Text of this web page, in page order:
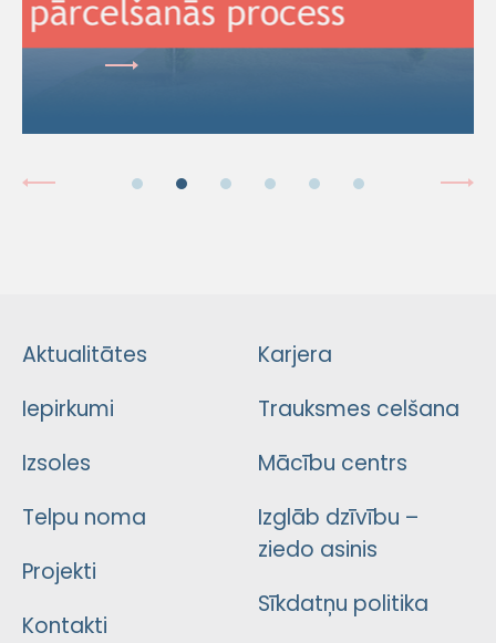
Aktualitātes
Iepirkumi
Izsoles
Telpu noma
Projekti
Kontakti
Karjera
Trauksmes celšana
Mācību centrs
Izglāb dzīvību –
ziedo asinis
Sīkdatņu politika